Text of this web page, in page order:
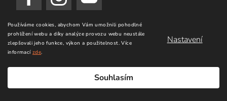
Používáme cookies, abychom Vám umožnili pohodlné
prohlížení webu a díky analýze provozu webu neustále
zlepšovali jeho funkce, výkon a použitelnost.Více
informacízde.
Nastavení
Souhlasím
SHOWROOM
Kudy k nám? (odkaz mapy)
Jílové u Prahy 1011 - Jílové u Prahy 254 01